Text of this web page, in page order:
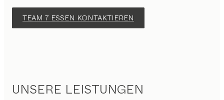
TEAM 7 ESSEN KONTAKTIEREN
UNSERE LEISTUNGEN